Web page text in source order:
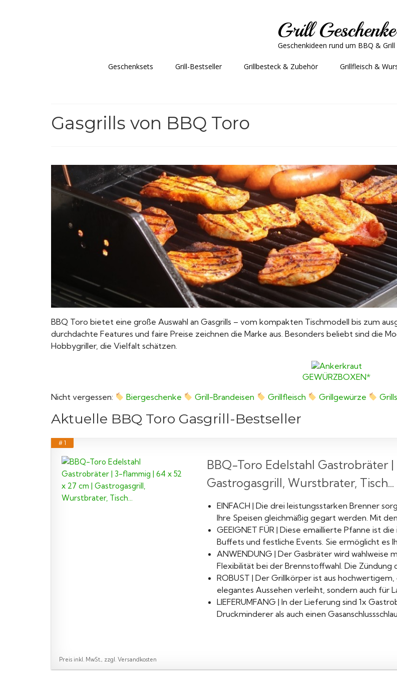
Grill Geschenke
Geschenkideen rund um BBQ & Grill
Geschenksets Grill-Bestseller Grillbesteck & Zubehör Grillfleisch &
Gasgrills von BBQ Toro
BBQ Toro bietet eine große Auswahl an Gasgrills – vom kompakten Tischmodell bis zum
durchdachte Features und faire Preise zeichnen die Marke aus. Besonders beliebt sind die
Hobbygriller, die Vielfalt schätzen.
GEWÜRZBOXEN*
Nicht vergessen:
Biergeschenke Grill-Brandeisen Grillfleisch Grillgewürze
Aktuelle BBQ Toro Gasgrill-Bestseller
# 1
BBQ-Toro Edelstahl Gastrobräter
Gastrogasgrill, Wurstbrater, Tisch...
EINFACH | Die drei leistungsstarken Brenner
Ihre Speisen gleichmäßig gegart werden. Mit
GEEIGNET FÜR | Diese emaillierte Pfanne ist
Buffets und festliche Events. Sie ermöglicht es
ANWENDUNG | Der Gasbräter wird
Flexibilität bei der Brennstoffwahl. Die
ROBUST | Der Grillkörper ist aus
elegantes Aussehen verleiht, sondern auch für
LIEFERUMFANG | In der Lieferung sind 1x
Druckminderer als auch einen
Preis inkl. MwSt., zzgl. Versandkosten